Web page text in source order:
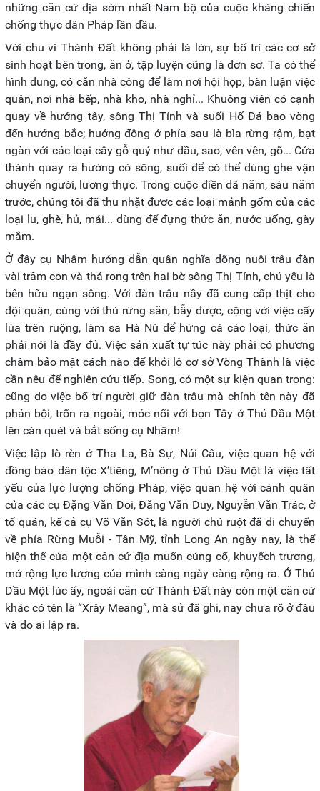
những căn cứ địa sớm nhất Nam bộ của cuộc kháng chiến
chống thực dân Pháp lần đầu.
Với chu vi Thành Đất không phải là lớn, sự bố trí các cơ sở
sinh hoạt bên trong, ăn ở, tập luyện cũng là đơn sơ. Ta có thể
hình dung, có căn nhà công để làm nơi hội họp, bàn luận việc
quân, nơi nhà bếp, nhà kho, nhà nghỉ... Khuông viên có cạnh
quay về hướng tây, sông Thị Tính và suối Hố Đá bao vòng
đến hướng bắc; huớng đông ở phía sau là bìa rừng rậm, bạt
ngàn với các loại cây gỗ quý như dầu, sao, vên vên, gõ... Cửa
thành quay ra hướng có sông, suối để có thể dùng ghe vận
chuyển người, lương thực. Trong cuộc điền dã năm, sáu năm
trước, chúng tôi đã thu nhặt được các loại mảnh gốm của các
loại lu, ghè, hủ, mái... dùng để đựng thức ăn, nước uống, gày
mắm.
Ở đây cụ Nhâm hướng dẫn quân nghĩa dõng nuôi trâu đàn
vài trăm con và thả rong trên hai bờ sông Thị Tính, chủ yếu là
bên hữu ngạn sông. Với đàn trâu nầy đã cung cấp thịt cho
đội quân, cùng với thú rừng săn, bẫy được, cộng với việc cấy
lúa trên ruộng, làm sa Hà Nù để hứng cá các loại, thức ăn
phải nói là đầy đủ. Việc sản xuất tự túc này phải có phương
châm bảo mật cách nào để khỏi lộ cơ sở Vòng Thành là việc
cần nêu để nghiên cứu tiếp. Song, có một sự kiện quan trọng:
cũng do việc bố trí người giữ đàn trâu mà chính tên này đã
phản bội, trốn ra ngoài, móc nối với bọn Tây ở Thủ Dầu Một
lên càn quét và bắt sống cụ Nhâm!
Việc lập lò rèn ở Tha La, Bà Sự, Núi Câu, việc quan hệ với
đồng bào dân tộc X’tiêng, M’nông ở Thủ Dầu Một là việc tất
yếu của lực lượng chống Pháp, việc quan hệ với cánh quân
của các cụ Đặng Văn Doi, Đăng Văn Duy, Nguyễn Văn Trác, ở
tổ quán, kể cả cụ Võ Văn Sót, là người chú ruột đã di chuyển
về phía Rừng Muỗi - Tân Mỹ, tỉnh Long An ngày nay, là thể
hiện thế của một căn cứ địa muốn củng cố, khuyếch trương,
mở rộng lực lượng của mình càng ngày càng rộng ra. Ở Thủ
Dầu Một lúc ấy, ngoài căn cứ Thành Đất này còn một căn cứ
khác có tên là “Xrây Meang”, mà sử đã ghi, nay chưa rõ ở đâu
và do ai lập ra.